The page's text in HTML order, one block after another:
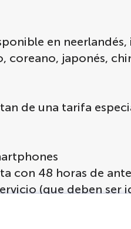
en
coreano, japonés,
de una tarifa
con 48 horas de
(que deben ser